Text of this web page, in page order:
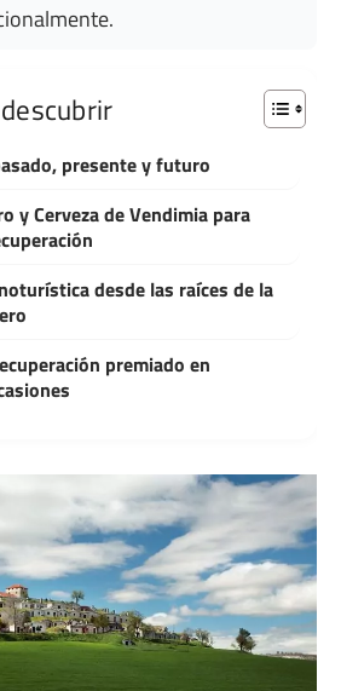
presente y futuro
y Cerveza de Vendimia para
desde las raíces de la
premiado en